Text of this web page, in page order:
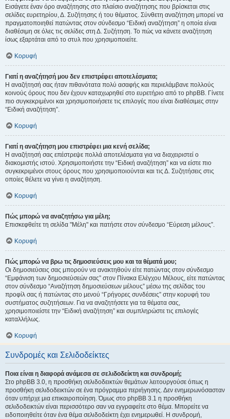
Εισάγετε έναν όρο αναζήτησης στο πλαίσιο αναζήτησης που βρίσκεται στις
σελίδες ευρετηρίου, Δ. Συζήτησης ή του θέματος. Σύνθετη αναζήτηση μπορεί να
πραγματοποιηθεί πατώντας στον σύνδεσμο “Ειδική αναζήτηση” η οποία είναι
διαθέσιμη σε όλες τις σελίδες στη Δ. Συζήτηση. Το πώς να κάνετε αναζήτηση
ίσως εξαρτάται από το στυλ που χρησιμοποιείτε.
Κορυφή
Γιατί η αναζήτησή μου δεν επιστρέφει αποτελέσματα;
Η αναζήτησή σας ήταν πιθανότατα πολύ ασαφής και περιελάμβανε πολλούς
κοινούς όρους που δεν έχουν καταχωρηθεί στο ευρετήριο από το phpBB. Γίνετε
πιο συγκεκριμένοι και χρησιμοποιήσετε τις επιλογές που είναι διαθέσιμες στην
“Ειδική αναζήτηση”.
Κορυφή
Γιατί η αναζήτηση μου επιστρέφει μια κενή σελίδα;
Η αναζήτησή σας επέστρεψε πολλά αποτελέσματα για να διαχειριστεί ο
διακομιστής ιστού. Χρησιμοποιήστε την “Ειδική αναζήτηση” και να είστε πιο
συγκεκριμένοι στους όρους που χρησιμοποιούνται και τις Δ. Συζητήσεις στις
οποίες θέλετε να γίνει η αναζήτηση.
Κορυφή
Πώς μπορώ να αναζητήσω για μέλη;
Επισκεφθείτε τη σελίδα "Μέλη" και πατήστε στον σύνδεσμο “Εύρεση μέλους”.
Κορυφή
Πώς μπορώ να βρω τις δημοσιεύσεις μου και τα θέματά μου;
Οι δημοσιεύσεις σας μπορούν να ανακτηθούν είτε πατώντας στον σύνδεσμο
“Εμφάνιση των δημοσιεύσεών σας” στον Πίνακα Ελέγχου Μέλους, είτε πατώντας
στον σύνδεσμο “Αναζήτηση δημοσιεύσεων μέλους” μέσω της σελίδας του
προφίλ σας ή πατώντας στο μενού “Γρήγορες συνδέσεις” στην κορυφή του
συστήματος συζητήσεων. Για να αναζητήσετε για τα θέματα σας,
χρησιμοποιείστε την “Ειδική αναζήτηση” και συμπληρώστε τις επιλογές
καταλλήλως.
Κορυφή
Συνδρομές και Σελιδοδείκτες
Ποια είναι η διαφορά ανάμεσα σε σελιδοδείκτη και συνδρομή;
Στο phpBB 3.0, η προσθήκη σελιδοδεικτών θεμάτων λειτουργούσε όπως η
προσθήκη σελιδοδεικτών σε ένα πρόγραμμα περιήγησης. Δεν ενημερωνόσασταν
όταν υπήρχε μια επικαιροποίηση. Όμως στο phpBB 3.1 η προσθήκη
σελιδοδεικτών είναι περισσότερο σαν να εγγραφείτε στο θέμα. Μπορείτε να
ειδοποιηθείτε όταν ένα θέμα σελιδοδείκτη έχει ενημερωθεί. Η συνδρομή,